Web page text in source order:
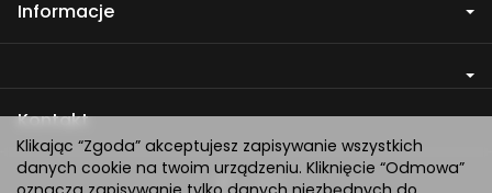
Informacje
Kontakt
Klikając “Zgoda” akceptujesz zapisywanie wszystkich
danych cookie na twoim urządzeniu. Kliknięcie “Odmowa”